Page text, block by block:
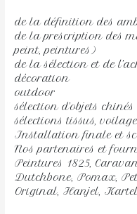
de la définition des
de la prescription des
peint, peintures)
de la sélection et de
décoration
outdoor
sélection d’objets chinés
sélections tissus,
Installation finale et
Nos partenaires et
Peintures 1825,
Dutchbone, Pomax,
Original, Hanjel,